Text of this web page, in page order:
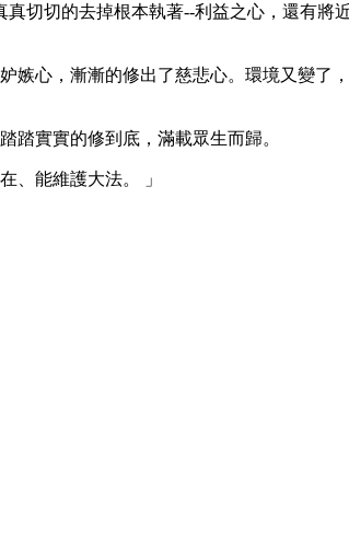
切切的去掉根本執著--利益之心，還有將
心，漸漸的修出了慈悲心。環境又變了
踏實實的修到底，滿載眾生而歸。
、能維護大法。 」